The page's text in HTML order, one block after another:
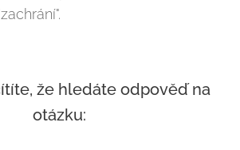
že hledáte odpověď na
otázku: